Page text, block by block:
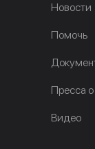
Новости
Помочь
Пресса
Видео